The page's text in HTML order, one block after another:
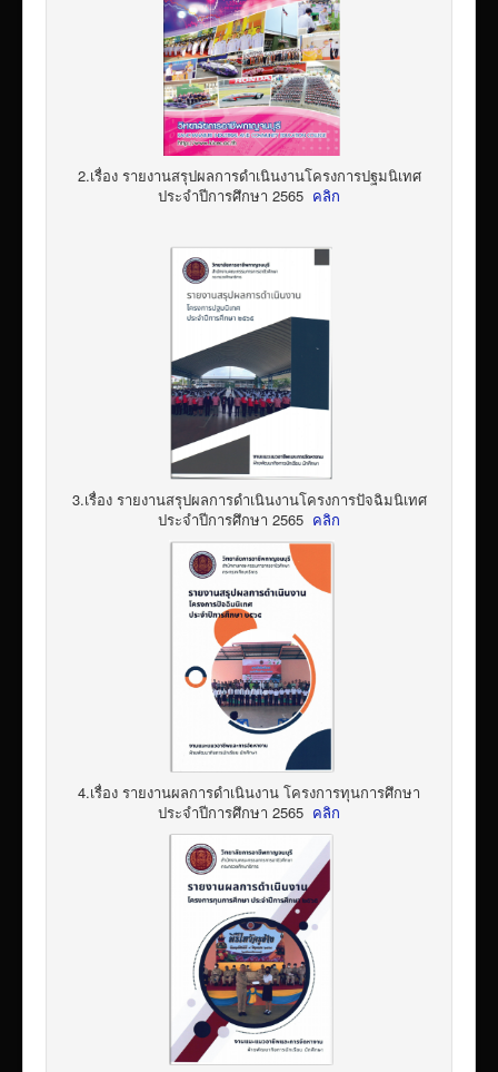
2.เรื่อง รายงานสรุปผลการดำเนินงานโครงการปฐมนิเทศ
ประจำปีการศึกษา 2565 คลิก
3.เรื่อง รายงานสรุปผลการดำเนินงานโครงการปัจฉิมนิเทศ
ประจำปีการศึกษา 2565 คลิก
4.เรื่อง รายงานผลการดำเนินงาน โครงการทุนการศึกษา
ประจำปีการศึกษา 2565 คลิก